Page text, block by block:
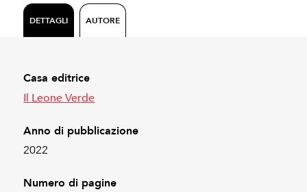
DETTAGLI AUTORE
Casa editrice
Il Leone Verde
Anno di pubblicazione
2022
Numero di pagine